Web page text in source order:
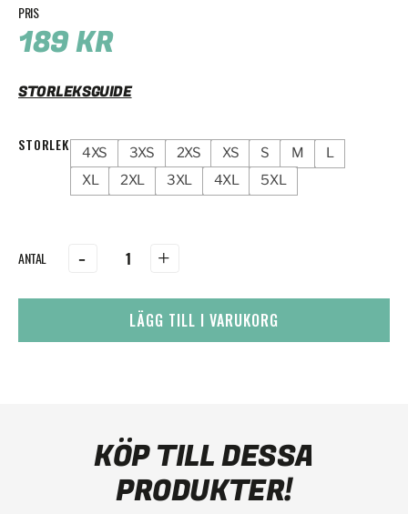
189KR
STORLEKSGUIDE
STORLEK 4XS 3XS 2XS XS S M
L
XL
2XL 3XL 4XL 5XL
- +
LÄGG TILL I VARUKORG
KÖP TILL DESSA
PRODUKTER!